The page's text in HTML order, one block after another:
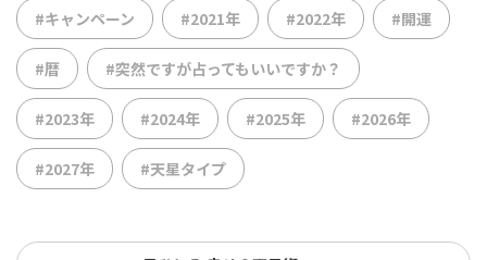
#キャンペーン #2021年 #2022年 #開運
#暦 #突然ですが占ってもいいですか？
#2023年 #2024年 #2025年 #2026年
#2027年 #天星タイプ